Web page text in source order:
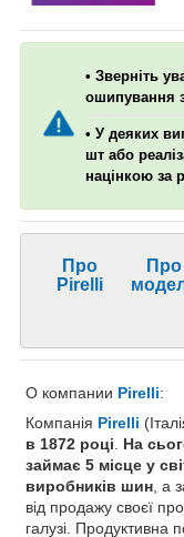
• Зверніть
ошипування
• У деяких
шт або
націнкою за
Про
Pirelli
Про
О компании Pirelli:
Компанія Pirelli
в 1872 році
На
займає 5 місце у
виробників шин , а
від продажу своєї
галузі. Продуктивна